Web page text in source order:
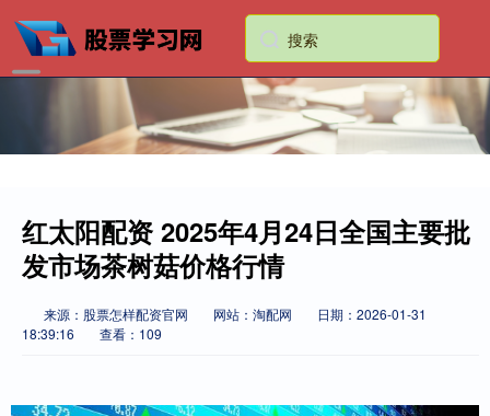
红太阳配资 2025年4月24日全国主要批
发市场茶树菇价格行情
来源：股票怎样配资官网 网站：淘配网
日期：2026-01-31
18:39:16
查看：109